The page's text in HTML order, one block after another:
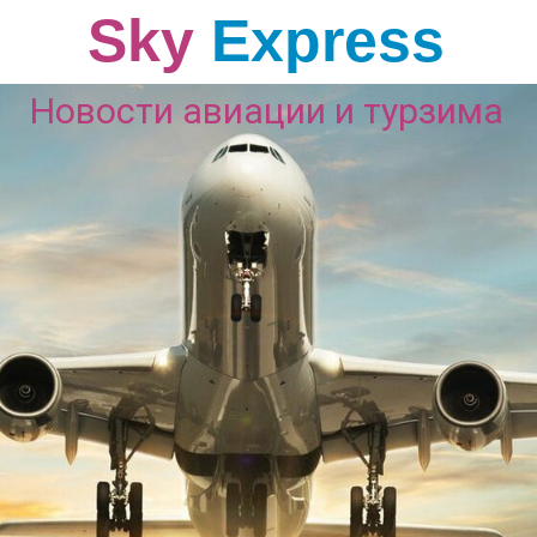
Sky Express
Новости авиации и турзима